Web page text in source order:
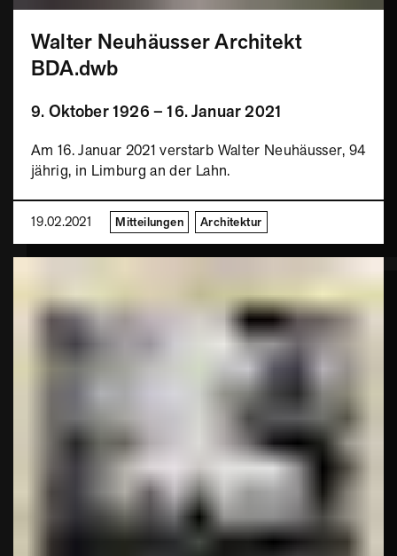
Walter Neuhäusser Architekt
BDA.dwb
9. Oktober 1926 – 16. Januar 2021
Am 16. Januar 2021 verstarb Walter Neuhäusser, 94
jährig, in Limburg an der Lahn.
19.02.2021 Mitteilungen Architektur